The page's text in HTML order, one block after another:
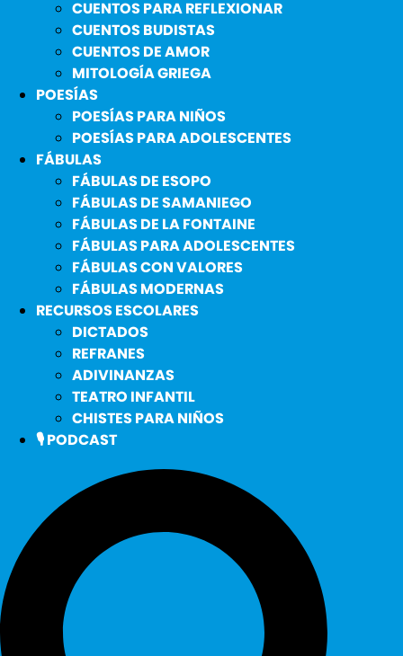
CUENTOS PARA REFLEXIONAR
CUENTOS BUDISTAS
CUENTOS DE AMOR
MITOLOGÍA GRIEGA
POESÍAS
POESÍAS PARA NIÑOS
POESÍAS PARA ADOLESCENTES
FÁBULAS
FÁBULAS DE ESOPO
FÁBULAS DE SAMANIEGO
FÁBULAS DE LA FONTAINE
FÁBULAS PARA ADOLESCENTES
FÁBULAS CON VALORES
FÁBULAS MODERNAS
RECURSOS ESCOLARES
DICTADOS
REFRANES
ADIVINANZAS
TEATRO INFANTIL
CHISTES PARA NIÑOS
🎙️ PODCAST